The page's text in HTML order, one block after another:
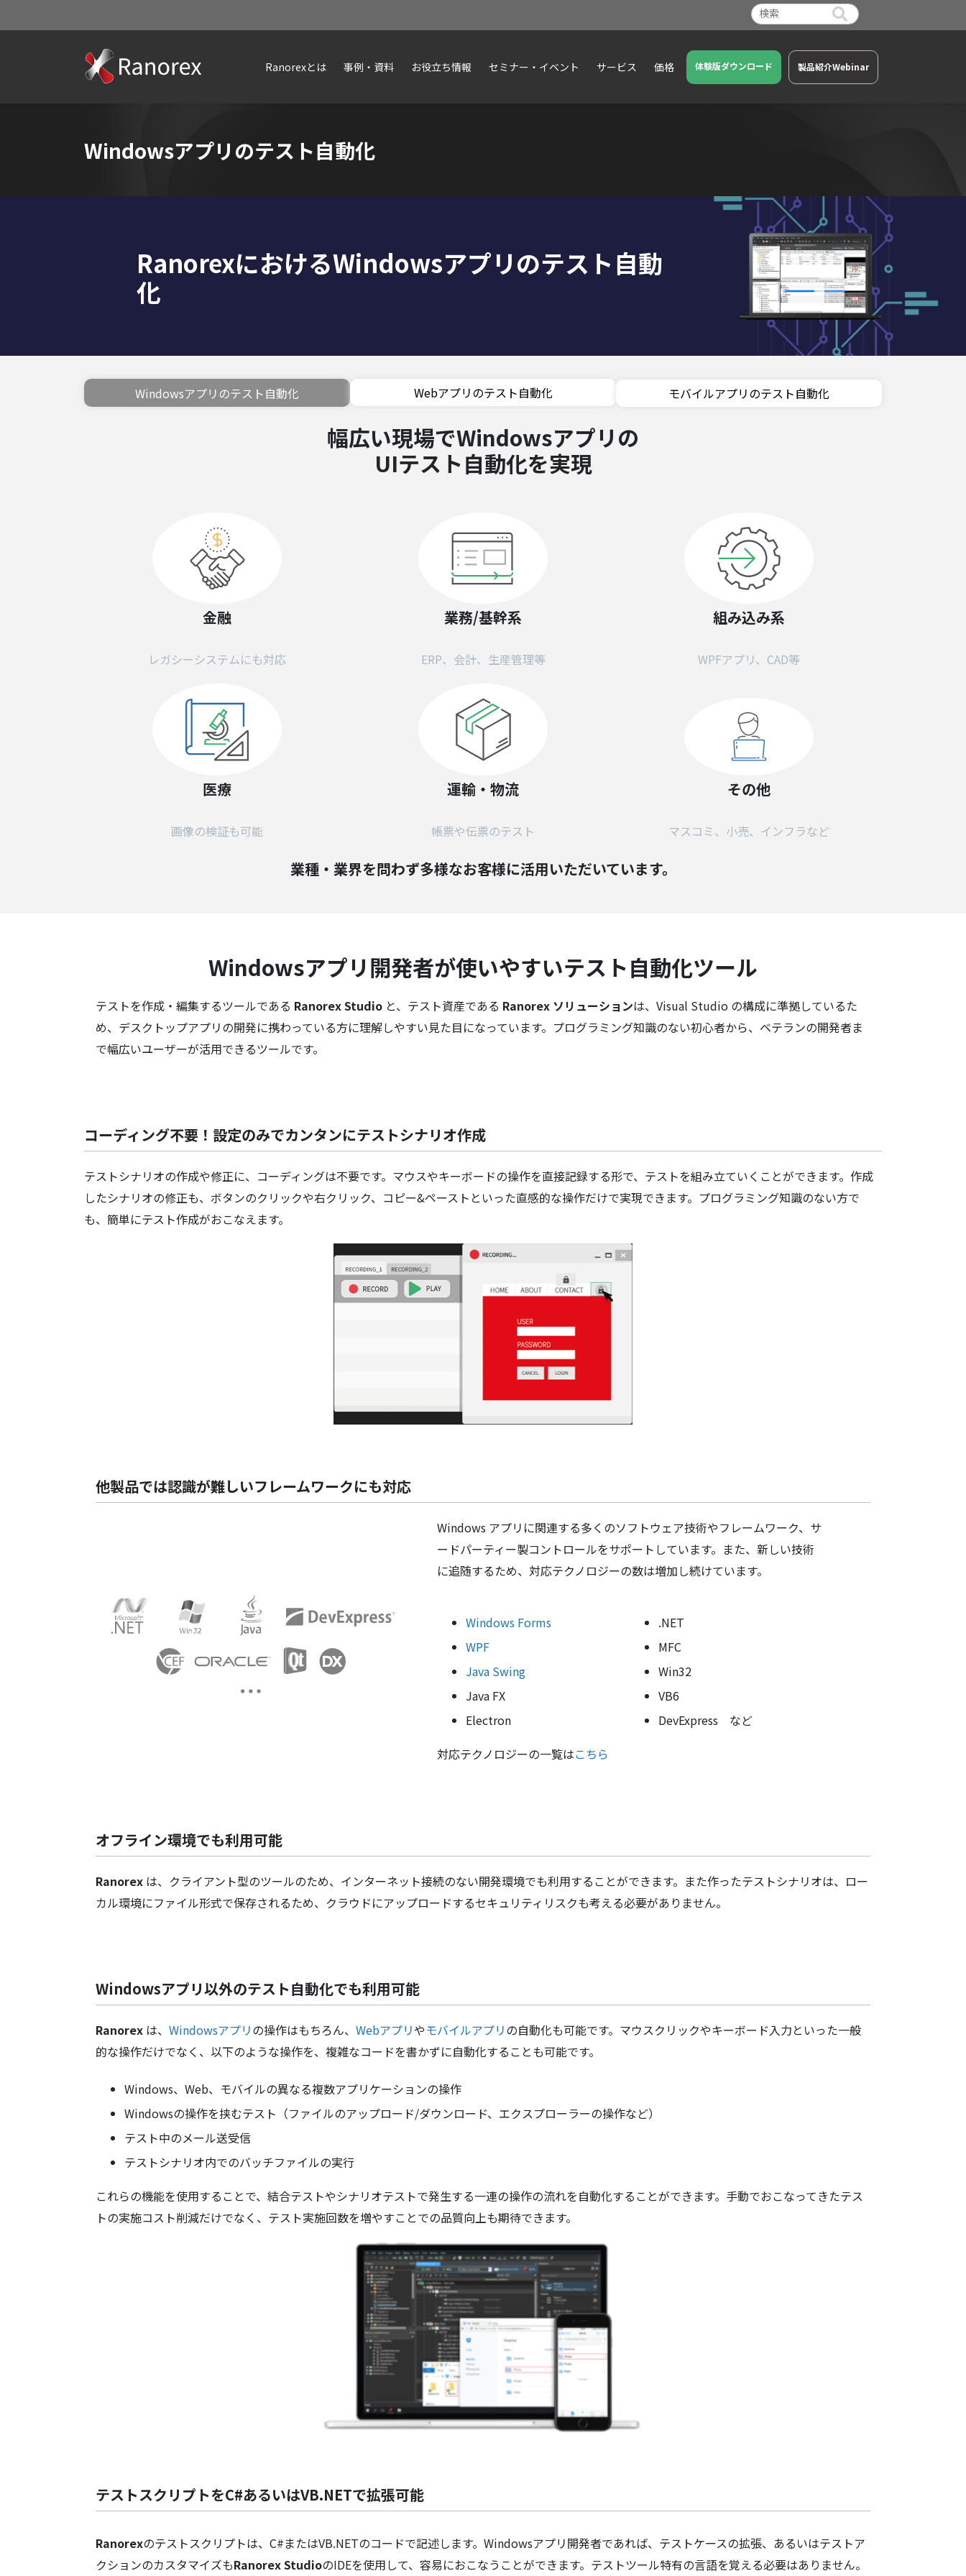
Ranorexとは 事例・資料 お役立ち情報 セミナー・イベント サービス 価格 体験版ダウンロード 製品紹介Webinar
Windowsアプリのテスト自動化
RanorexにおけるWindowsアプリのテスト自動
化
Windowsアプリのテスト自動化 Webアプリのテスト自動化 モバイルアプリのテスト自動化
幅広い現場でWindowsアプリの
UIテスト自動化を実現
金融
レガシーシステムにも対応
業務/基幹系
ERP、会計、生産管理等
組み込み系
WPFアプリ、CAD等
医療
画像の検証も可能
運輸・物流
帳票や伝票のテスト
その他
マスコミ、小売、インフラなど
業種・業界を問わず多様なお客様に活用いただいています。
Windowsアプリ開発者が使いやすいテスト自動化ツール
テストを作成・編集するツールである Ranorex Studio と、テスト資産である Ranorex ソリューションは、Visual Studio の構成に準拠しているた
め、デスクトップアプリの開発に携わっている方に理解しやすい見た目になっています。プログラミング知識のない初心者から、ベテランの開発者ま
で幅広いユーザーが活用できるツールです。
コーディング不要！設定のみでカンタンにテストシナリオ作成
テストシナリオの作成や修正に、コーディングは不要です。マウスやキーボードの操作を直接記録する形で、テストを組み立ていくことができます。作成
したシナリオの修正も、ボタンのクリックや右クリック、コピー&ペーストといった直感的な操作だけで実現できます。プログラミング知識のない方で
も、簡単にテスト作成がおこなえます。
他製品では認識が難しいフレームワークにも対応
Windows アプリに関連する多くのソフトウェア技術やフレームワーク、サ
ードパーティー製コントロールをサポートしています。また、新しい技術
に追随するため、対応テクノロジーの数は増加し続けています。
Windows Forms
WPF
Java Swing
Java FX
Electron
対応テクノロジーの一覧はこちら
.NET
MFC
Win32
VB6
DevExpress など
オフライン環境でも利用可能
Ranorex は、クライアント型のツールのため、インターネット接続のない開発環境でも利用することができます。また作ったテストシナリオは、ロー
カル環境にファイル形式で保存されるため、クラウドにアップロードするセキュリティリスクも考える必要がありません。
Windowsアプリ以外のテスト自動化でも利用可能
Ranorex は、 Windowsアプリの操作はもちろん、 Webアプリやモバイルアプリの自動化も可能です。マウスクリックやキーボード入力といった一般
的な操作だけでなく、以下のような操作を、複雑なコードを書かずに自動化することも可能です。
Windows、Web、モバイルの異なる複数アプリケーションの操作
Windowsの操作を挟むテスト（ファイルのアップロード/ダウンロード、エクスプローラーの操作など）
テスト中のメール送受信
テストシナリオ内でのバッチファイルの実行
これらの機能を使用することで、結合テストやシナリオテストで発生する一連の操作の流れを自動化することができます。手動でおこなってきたテス
トの実施コスト削減だけでなく、テスト実施回数を増やすことでの品質向上も期待できます。
テストスクリプトをC#あるいはVB.NETで拡張可能
Ranorexのテストスクリプトは、C#またはVB.NETのコードで記述します。Windowsアプリ開発者であれば、テストケースの拡張、あるいはテストア
クションのカスタマイズもRanorex StudioのIDEを使用して、容易におこなうことができます。テストツール特有の言語を覚える必要はありません。